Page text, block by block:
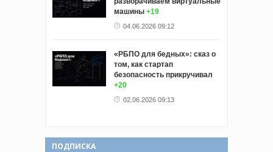
машины +19
04.06.2026 09:12
«РБПО для бедных»: сказ о
том, как стартап
безопасность прикручивал
+20
02.06.2026 09:13
ПОДПИСКА